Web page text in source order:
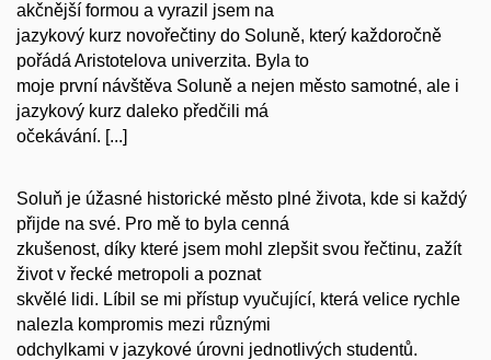
akčnější formou a vyrazil jsem na
jazykový kurz novořečtiny do Soluně, který každoročně
pořádá Aristotelova univerzita. Byla to
moje první návštěva Soluně a nejen město samotné, ale i
jazykový kurz daleko předčili má
očekávání. [...]
Soluň je úžasné historické město plné života, kde si každý
přijde na své. Pro mě to byla cenná
zkušenost, díky které jsem mohl zlepšit svou řečtinu, zažít
život v řecké metropoli a poznat
skvělé lidi. Líbil se mi přístup vyučující, která velice rychle
nalezla kompromis mezi různými
odchylkami v jazykové úrovni jednotlivých studentů.